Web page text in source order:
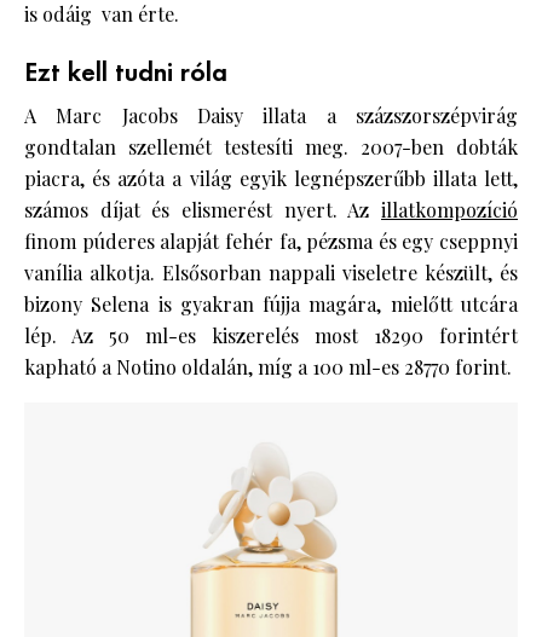
is odáig van érte.
Ezt kell tudni róla
A Marc Jacobs Daisy illata a százszorszépvirág
gondtalan szellemét testesíti meg. 2007-ben dobták
piacra, és azóta a világ egyik legnépszerűbb illata lett,
számos díjat és elismerést nyert. Az illatkompozíció
finom púderes alapját fehér fa, pézsma és egy cseppnyi
vanília alkotja. Elsősorban nappali viseletre készült, és
bizony Selena is gyakran fújja magára, mielőtt utcára
lép. Az 50 ml-es kiszerelés most 18290 forintért
kapható a Notino oldalán, míg a 100 ml-es 28770 forint.